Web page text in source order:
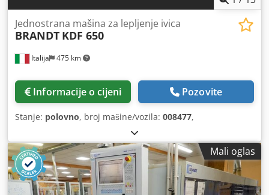
Italija 475 km
Jednostrana mašina za lepljenje ivica
BRANDT KDF 650
Informacije o cijeni Pozovite
Stanje: polovno, broj mašine/vozila: 008477,
Mali oglas